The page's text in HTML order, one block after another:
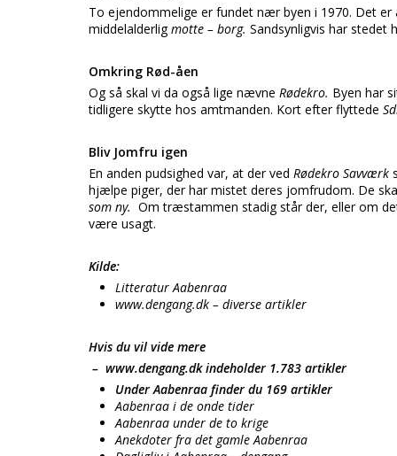
To ejendommelige er fundet nær byen i 1970. Det
middelalderligmotte – borg. Sandsynligvis har stedet
Omkring Rød-åen
Og så skal vi da også lige nævne Rødekro. Byen har
tidligere skytte hos amtmanden. Kort efter flyttede
Bliv Jomfru igen
En anden pudsighed var, at der ved Rødekro Savværk
hjælpe piger, der har mistet deres jomfrudom. De
som ny. Om træstammen stadig står der, eller om
være usagt.
Kilde:
Litteratur Aabenraa
www.dengang.dk – diverse artikler
Hvis du vil vide mere
– www.dengang.dk indeholder 1.783 artikler
Under Aabenraa finder du 169 artikler
Aabenraa i de onde tider
Aabenraa under de to krige
Anekdoter fra det gamle Aabenraa